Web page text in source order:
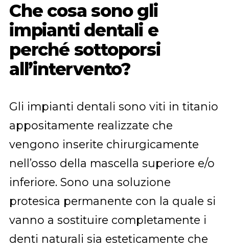
Che cosa sono gli
impianti dentali e
perché sottoporsi
all’intervento?
Gli impianti dentali sono viti in titanio
appositamente realizzate che
vengono inserite chirurgicamente
nell’osso della mascella superiore e/o
inferiore. Sono una soluzione
protesica permanente con la quale si
vanno a sostituire completamente i
denti naturali sia esteticamente che